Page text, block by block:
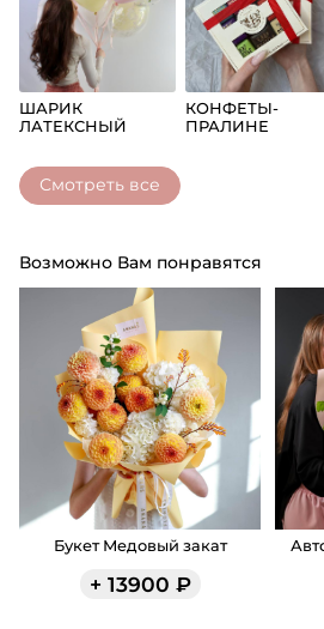
ШАРИК
ЛАТЕКСНЫЙ
КОНФЕТЫ-
ПРАЛИНЕ
Смотреть все
Возможно Вам понравятся
Букет Медовый закат
+ 13900 ₽